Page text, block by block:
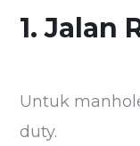
1. Jalan
Untuk
duty.